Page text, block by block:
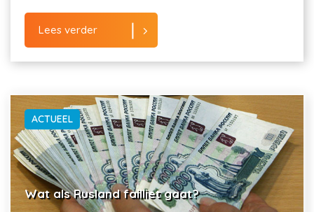
Lees verder
ACTUEEL
Wat als Rusland failliet gaat?